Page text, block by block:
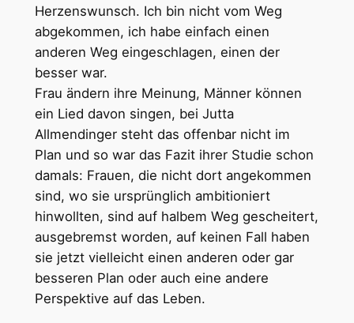
Herzenswunsch. Ich bin nicht vom Weg
abgekommen, ich habe einfach einen
anderen Weg eingeschlagen, einen der
besser war.
Frau ändern ihre Meinung, Männer können
ein Lied davon singen, bei Jutta
Allmendinger steht das offenbar nicht im
Plan und so war das Fazit ihrer Studie schon
damals: Frauen, die nicht dort angekommen
sind, wo sie ursprünglich ambitioniert
hinwollten, sind auf halbem Weg gescheitert,
ausgebremst worden, auf keinen Fall haben
sie jetzt vielleicht einen anderen oder gar
besseren Plan oder auch eine andere
Perspektive auf das Leben.